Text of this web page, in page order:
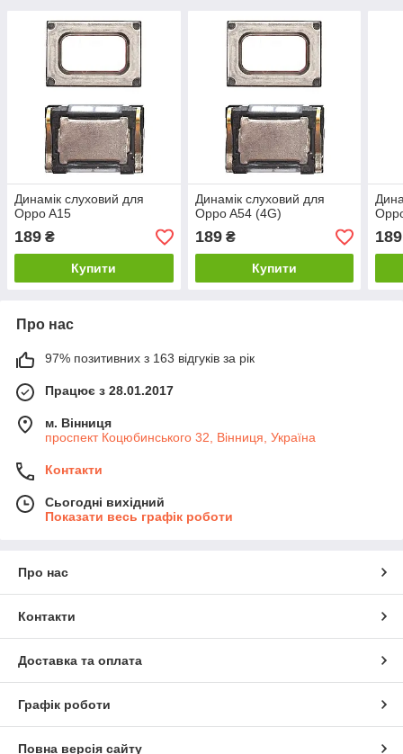
Динамік слуховий для
Oppo A15
189 ₴
Купити
Динамік слуховий для
Oppo A54 (4G)
189₴
Купити
189
Про нас
97% позитивних з 163 відгуків за рік
Працює з 28.01.2017
м. Вінниця
проспект Коцюбинського 32, Вінниця, Україна
Контакти
Сьогодні вихідний
Показати весь графік роботи
Про нас
Контакти
Доставка та оплата
Графік роботи
Повна версія сайту